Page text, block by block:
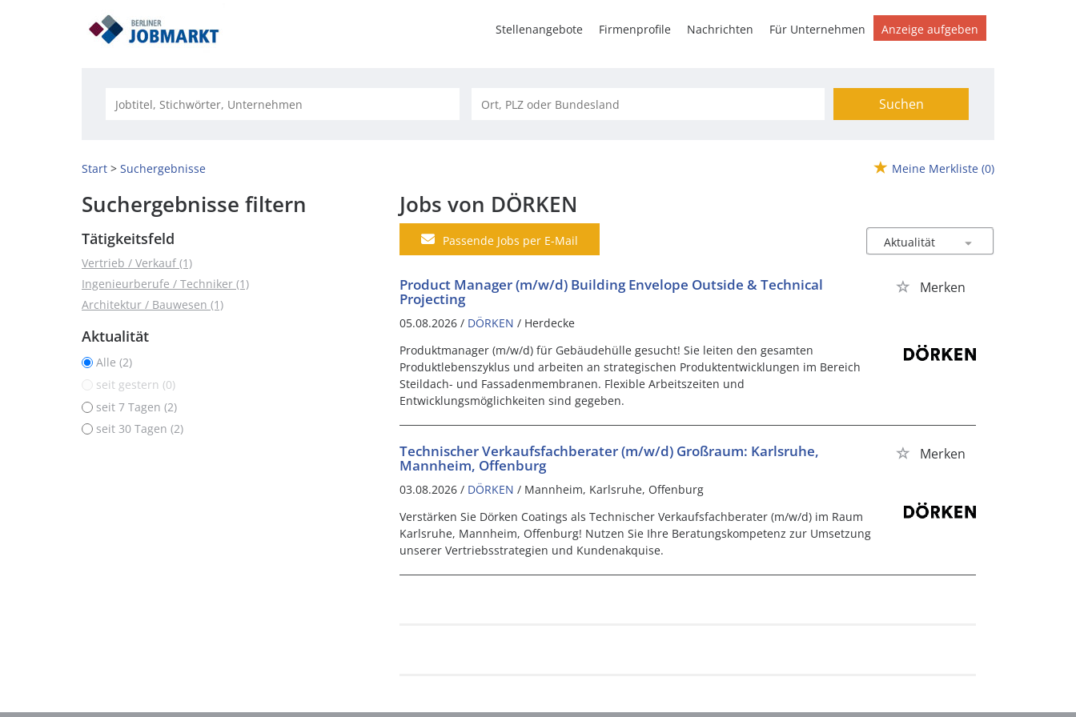
Stellenangebote Firmenprofile Nachrichten Für Unternehmen Anzeige aufgeben
Suchen
Start Suchergebnisse Meine Merkliste (0)
Suchergebnisse filtern
Tätigkeitsfeld
Vertrieb / Verkauf (1)
Ingenieurberufe / Techniker (1)
Architektur / Bauwesen (1)
Aktualität
Alle (2)
seit gestern (0)
seit 7 Tagen (2)
seit 30 Tagen (2)
Jobs von DÖRKEN
Passende Jobs per E-Mail
Product Manager (m/w/d) Building Envelope Outside & Technical
Projecting
Merken
05.08.2026 / DÖRKEN / Herdecke
Produktmanager (m/w/d) für Gebäudehülle gesucht! Sie leiten den gesamten
Produktlebenszyklus und arbeiten an strategischen Produktentwicklungen im Bereich
Steildach- und Fassadenmembranen. Flexible Arbeitszeiten und
Entwicklungsmöglichkeiten sind gegeben.
Technischer Verkaufsfachberater (m/w/d) Großraum: Karlsruhe,
Mannheim, Offenburg
Merken
03.08.2026 / DÖRKEN / Mannheim, Karlsruhe, Offenburg
Verstärken Sie Dörken Coatings als Technischer Verkaufsfachberater (m/w/d) im Raum
Karlsruhe, Mannheim, Offenburg! Nutzen Sie Ihre Beratungskompetenz zur Umsetzung
unserer Vertriebsstrategien und Kundenakquise.